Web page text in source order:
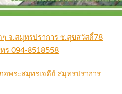
จ.สมุทรปราการ ซ.สุขสวัสดิ์78
ร 094-8518558
อพระสมุทรเจดีย์ สมุทรปราการ